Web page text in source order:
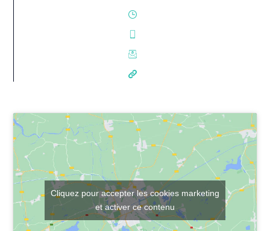
Cliquez pour accepter les cookies marketing
et activer ce contenu